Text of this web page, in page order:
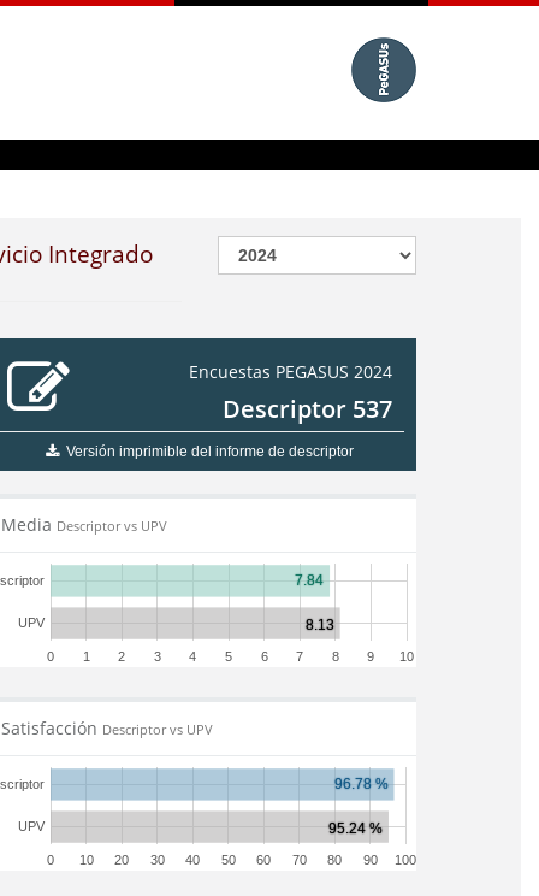
Integrado
Encuestas PEGASUS 2024
Descriptor 537
Versión imprimible del informe de descriptor
Media Descriptor vs UPV
0 1 2 3 4 5 6 7 8 9 10
UPV
Satisfacción Descriptor vs UPV
0 10 20 30 40 50 60 70 80 90 100
UPV